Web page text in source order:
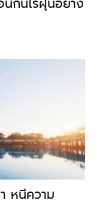
กันไรฝุ่นอย่าง
หนีความ